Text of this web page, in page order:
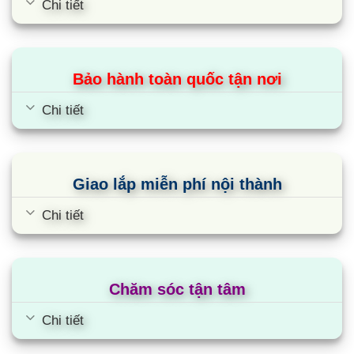
Diện tích phòng tính theo m2
suất của các thiết bị sưởi hoặc làm lạnh.
Từ đó, ta có thể tính được, Nagakawa 24000BTU phù hợp
cho các căn phòng có diện tích 24000/600 = 40m2. Nhà sản
Việc lựa chọn công suất điều hòa phù hợp với không gian
phòng tương đối quan trọng, nó ảnh hưởng đến khả năng hoạt
động hiệu quả. Nếu công suất quá nhỏ so với diện tích phòng,
điều hòa có thể sẽ không làm mát hết được căn phòng, thậm
tuổi thọ của thiết bị.
2. Các loại điều hòa Nagakawa 24000BTU
Chi tiết
Bảo hành toàn quốc tận nơi
Chi tiết
Giao lắp miễn phí nội thành
Chi tiết
Chăm sóc tận tâm
Chi tiết